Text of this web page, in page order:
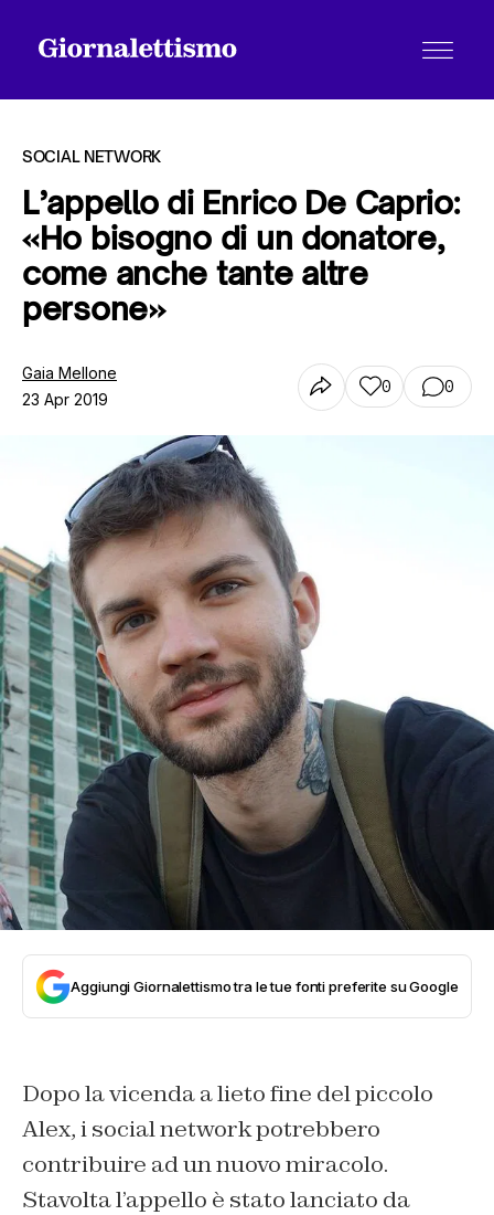
Tutti gli articoli
Chi siamo
Contatti
SOCIAL NETWORK
L’appello di Enrico De Caprio:
«Ho bisogno di un donatore,
come anche tante altre
persone»
Gaia Mellone
23 Apr 2019
0 0
Aggiungi Giornalettismo tra le tue fonti preferite su Google
Dopo la vicenda a lieto fine del piccolo
Alex, i social network potrebbero
contribuire ad un nuovo miracolo.
Stavolta l’appello è stato lanciato da